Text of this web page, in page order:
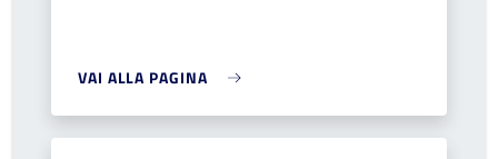
VAI ALLA PAGINA